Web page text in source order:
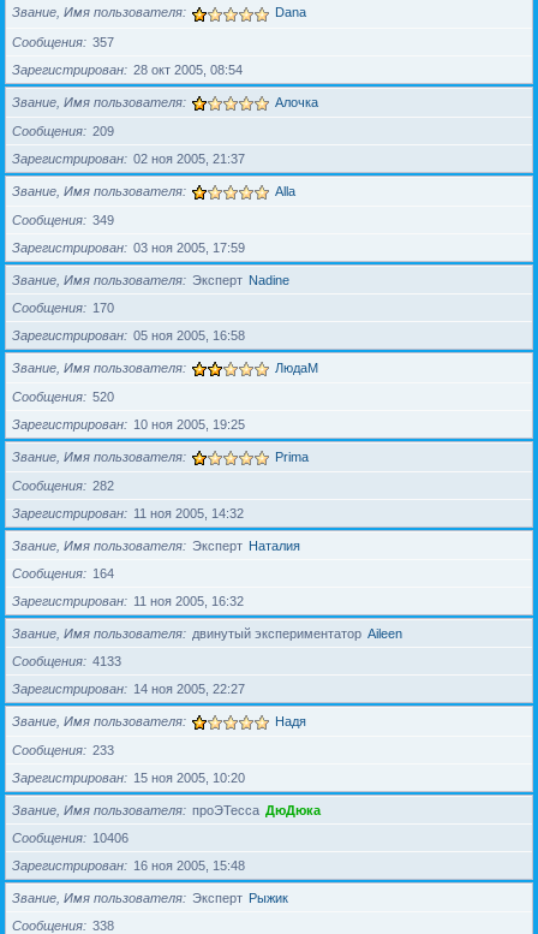
Звание, Имя пользователя Dana
Сообщения
357
Зарегистрирован
28 окт 2005, 08:54
Звание, Имя пользователя Алочка
Сообщения
209
Зарегистрирован
02 ноя 2005, 21:37
Звание, Имя пользователя Alla
Сообщения
349
Зарегистрирован
03 ноя 2005, 17:59
Звание, Имя пользователя Эксперт Nadine
Сообщения
170
Зарегистрирован
05 ноя 2005, 16:58
Звание, Имя пользователя ЛюдаМ
Сообщения
520
Зарегистрирован
10 ноя 2005, 19:25
Звание, Имя пользователя Prima
Сообщения
282
Зарегистрирован
11 ноя 2005, 14:32
Звание, Имя пользователя Эксперт Наталия
Сообщения
164
Зарегистрирован
11 ноя 2005, 16:32
Звание, Имя пользователя двинутый экспериментатор Aileen
Сообщения
4133
Зарегистрирован
14 ноя 2005, 22:27
Звание, Имя пользователя Надя
Сообщения
233
Зарегистрирован
15 ноя 2005, 10:20
Звание, Имя пользователя проЭТесса ДюДюка
Сообщения
10406
Зарегистрирован
16 ноя 2005, 15:48
Звание, Имя пользователя Эксперт Рыжик
Сообщения
338